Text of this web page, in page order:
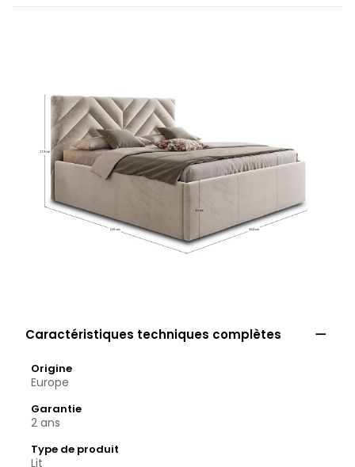
Caractéristiques techniques complètes 
Origine
Europe
Garantie
2 ans
Type de produit
Lit